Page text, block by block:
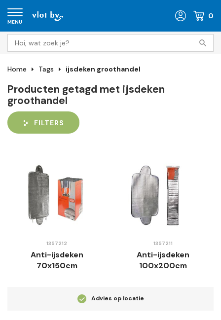
MENU
0
Home Tags ijsdeken groothandel
Producten getagd met ijsdeken
groothandel
FILTERS
1357212
Anti-ijsdeken
70x150cm
1357211
Anti-ijsdeken
100x200cm
Advies op locatie